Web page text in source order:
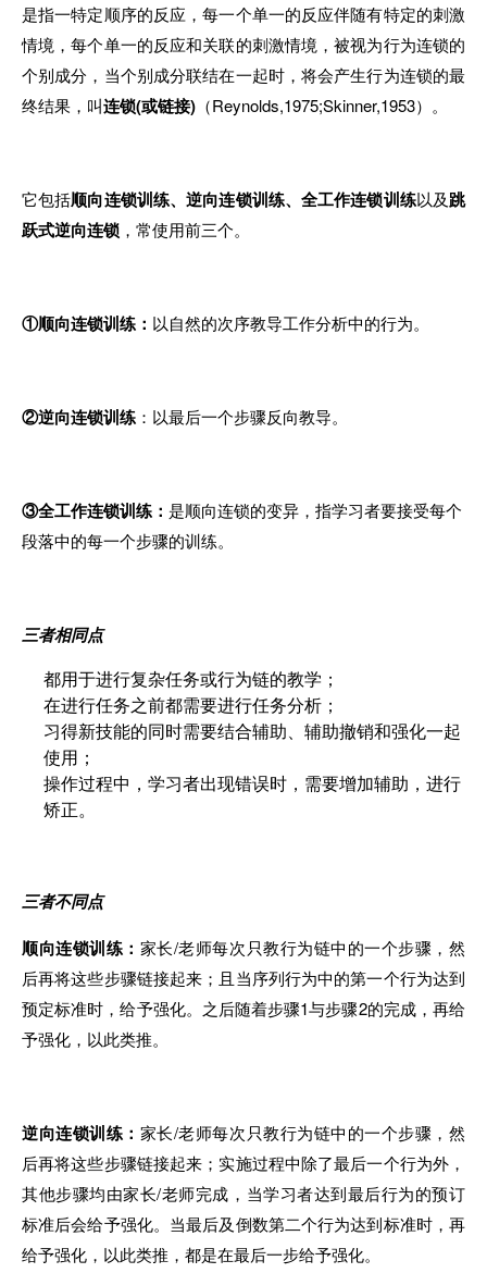
是指一特定顺序的反应，每一个单一的反应伴随有特定的刺激
情境，每个单一的反应和关联的刺激情境，被视为行为连锁的
个别成分，当个别成分联结在一起时，将会产生行为连锁的最
终结果 ， 叫连锁(或链接) （Reynolds,1975;Skinner,1953）。
它包括顺向连锁训练、逆向连锁训练、全工作连锁训练以及跳
跃式逆向连锁 ， 常使用前三个。
①顺向连锁训练： 以自然的次序教导工作分析中的行为。
②逆向连锁训练 ：以最后一个步骤反向教导。
③全工作连锁训练： 是顺向连锁的变异 ， 指学习者要接受每个
段落中的每一个步骤的训练。
三者相同点
都用于进行复杂任务或行为链的教学；
在进行任务之前都需要进行任务分析；
习得新技能的同时需要结合辅助、辅助撤销和强化一起
使用；
操作过程中 ， 学习者出现错误时，需要增加辅助，进行
矫正。
三者不同点
顺向连锁训练： 家长/老师每次只教行为链中的一个步骤，然
后再将这些步骤链接起来；且当序列行为中的第一个行为达到
预定标准时，给予强化。之后随着步骤1与步骤2的完成，再给
予强化，以此类推。
逆向连锁训练： 家长/老师每次只教行为链中的一个步骤，然
后再将这些步骤链接起来；实施过程中除了最后一个行为外，
其他步骤均由家长/老师完成，当学习者达到最后行为的预订
标准后会给予强化。当最后及倒数第二个行为达到标准时，再
给予强化，以此类推，都是在最后一步给予强化。